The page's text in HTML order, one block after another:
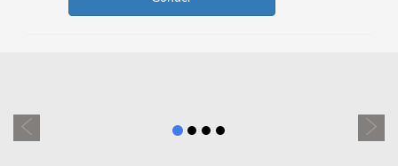
Next